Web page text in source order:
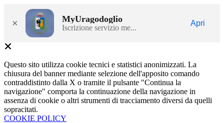
× MyUragodoglio
Iscrizione servizio me...
Apri
Questo sito utilizza cookie tecnici e statistici anonimizzati. La
chiusura del banner mediante selezione dell'apposito comando
contraddistinto dalla X o tramite il pulsante "Continua la
navigazione" comporta la continuazione della navigazione in
assenza di cookie o altri strumenti di tracciamento diversi da quelli
sopracitati.
COOKIE POLICY